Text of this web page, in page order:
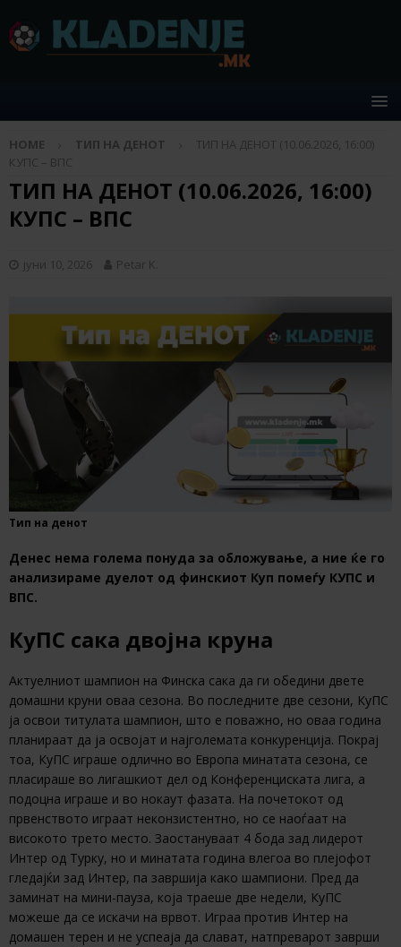
HOME ТИП НА ДЕНОТ
ТИП НА ДЕНОТ (10.06.2026, 16:00)
КУПС – ВПС
ТИП НА ДЕНОТ (10.06.2026, 16:00)
КУПС – ВПС
јуни 10, 2026 Petar K.
Тип на денот
Денес нема голема понуда за обложување, а ние ќе го
анализираме дуелот од финскиот Куп помеѓу КУПС и
ВПС.
КуПС сака двојна круна
Актуелниот шампион на Финска сака да ги обедини двете
домашни круни оваа сезона. Во последните две сезони, КуПС
ја освои титулата шампион, што е поважно, но оваа година
планираат да ја освојат и најголемата конкуренција. Покрај
тоа, КуПС играше одлично во Европа минатата сезона, се
пласираше во лигашкиот дел од Конференциската лига, а
подоцна играше и во нокаут фазата. На почетокот од
првенството играат неконзистентно, но се наоѓаат на
високото трето место. Заостануваат 4 бода зад лидерот
Интер од Турку, но и минатата година влегоа во плејофот
гледајќи зад Интер, па завршија како шампиони. Пред да
заминат на мини-пауза, која траеше две недели, КуПС
можеше да се искачи на врвот. Играа против Интер на
домашен терен и не успеаја да слават, натпреварот заврши